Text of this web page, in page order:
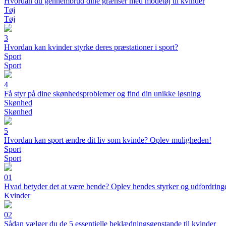
Tøj
Tøj
3
Hvordan kan kvinder styrke deres præstationer i sport?
Sport
Sport
4
Få styr på dine skønhedsproblemer og find din unikke løsning
Skønhed
Skønhed
5
Hvordan kan sport ændre dit liv som kvinde? Oplev muligheden!
Sport
Sport
01
Hvad betyder det at være hende? Oplev hendes styrker og
Kvinder
02
Sådan vælger du de 5 essentielle beklædningsgenstande til kvinder